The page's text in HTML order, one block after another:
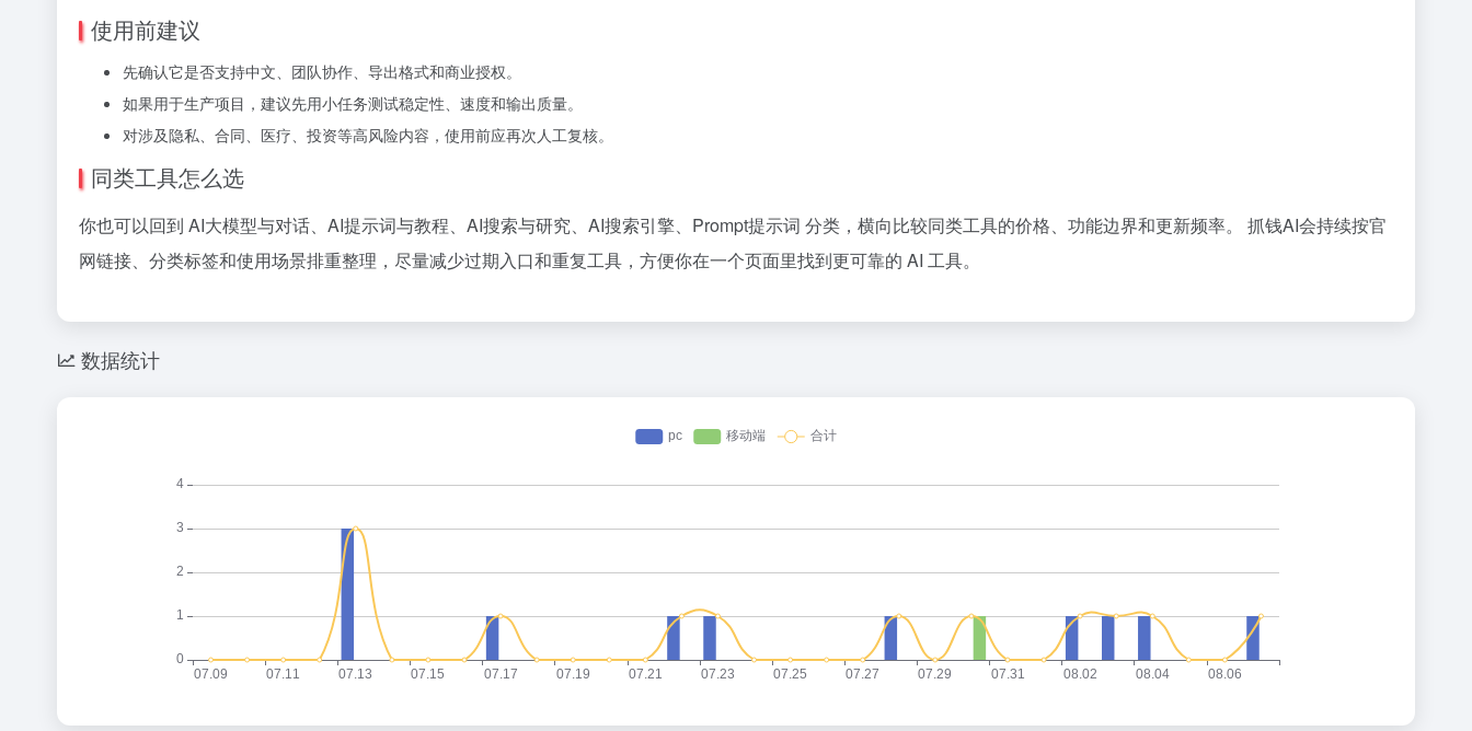
使用前建议
先确认它是否支持中文、团队协作、导出格式和商业授权。
如果用于生产项目，建议先用小任务测试稳定性、速度和输出质量。
对涉及隐私、合同、医疗、投资等高风险内容，使用前应再次人工复核。
同类工具怎么选
你也可以回到 AI大模型与对话、AI提示词与教程、AI搜索与研究、AI搜索引擎、Prompt提示词 分类，横向比较同类工具的价格、功能边界和更新频率。 抓钱AI会持续按官
网链接、分类标签和使用场景排重整理，尽量减少过期入口和重复工具，方便你在一个页面里找到更可靠的 AI 工具。
数据统计